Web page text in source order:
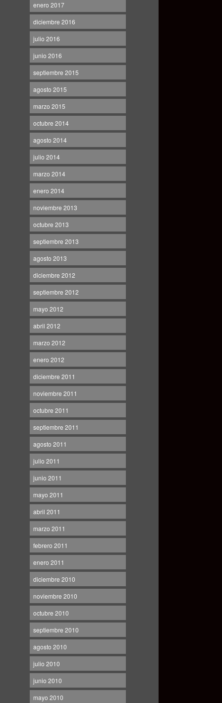
enero 2017
diciembre 2016
julio 2016
junio 2016
septiembre 2015
agosto 2015
marzo 2015
octubre 2014
agosto 2014
julio 2014
marzo 2014
enero 2014
noviembre 2013
octubre 2013
septiembre 2013
agosto 2013
diciembre 2012
septiembre 2012
mayo 2012
abril 2012
marzo 2012
enero 2012
diciembre 2011
noviembre 2011
octubre 2011
septiembre 2011
agosto 2011
julio 2011
junio 2011
mayo 2011
abril 2011
marzo 2011
febrero 2011
enero 2011
diciembre 2010
noviembre 2010
octubre 2010
septiembre 2010
agosto 2010
julio 2010
junio 2010
mayo 2010